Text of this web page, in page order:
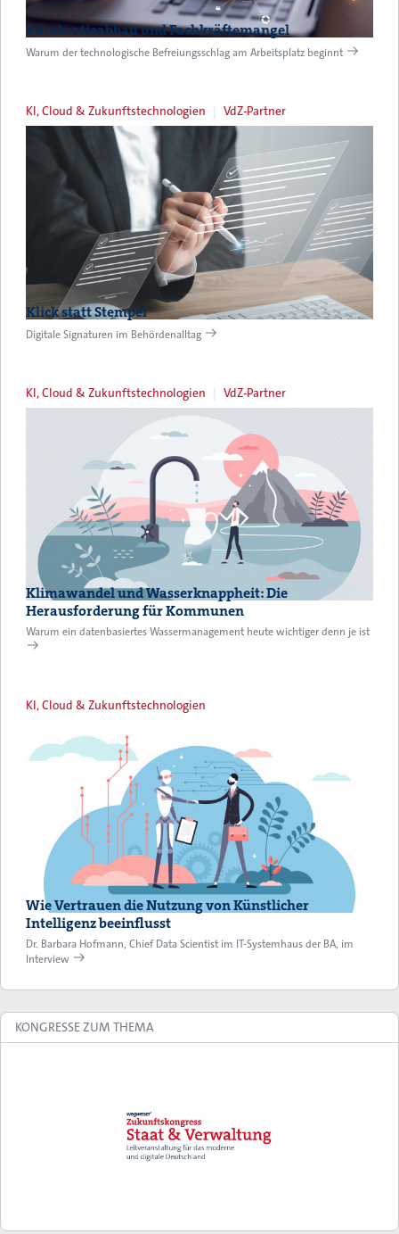
Bürokratieabbau und Fachkräftemangel
Warum der technologische Befreiungsschlag am Arbeitsplatz beginnt
KI, Cloud & Zukunftstechnologien VdZ-Partner
Klick statt Stempel
Digitale Signaturen im Behördenalltag
KI, Cloud & Zukunftstechnologien VdZ-Partner
Klimawandel und Wasserknappheit: Die
Herausforderung für Kommunen
Warum ein datenbasiertes Wassermanagement heute wichtiger denn je ist
KI, Cloud & Zukunftstechnologien
Wie Vertrauen die Nutzung von Künstlicher
Intelligenz beeinflusst
Dr. Barbara Hofmann, Chief Data Scientist im IT-Systemhaus der BA, im
Interview
KONGRESSE ZUM THEMA